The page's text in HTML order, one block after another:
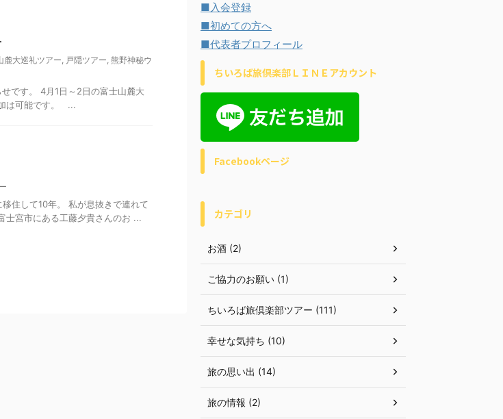
麓大巡礼ツアー, 戸隠ツアー, 熊野神秘ウ
です。 4月1日～2日の富士山麓大
は可能です。 ...
住して10年。 私が息抜きで連れて
宮市にある工藤夕貴さんのお ...
■入会登録
■初めての方へ
■代表者プロフィール
ちいろば旅倶楽部ＬＩＮＥアカウント
Facebookページ
カテゴリ
お酒 (2)
ご協力のお願い (1)
ちいろば旅倶楽部ツアー (111)
幸せな気持ち (10)
旅の思い出 (14)
旅の情報 (2)